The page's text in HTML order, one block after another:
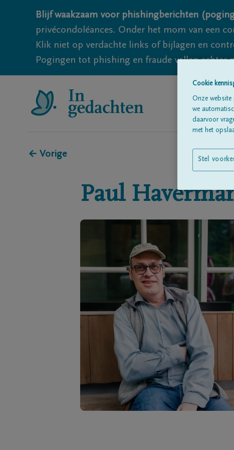
Blijf waakzaam voor phishingberichten
privécondoléances. Onder het mom van een
Klik niet op verdachte links of bijlagen en
Pogingen tot phishing en fraude vallen
← Vorige
Paul
Cookie
Onze website
we
daarvoor
met het
Stel